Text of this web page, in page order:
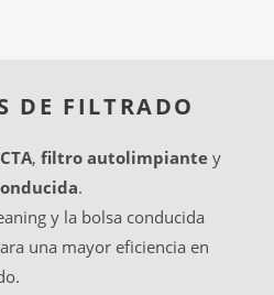
DE FILTRADO
, filtro autolimpiantey
.
y la bolsa conducida
una mayor eficiencia en